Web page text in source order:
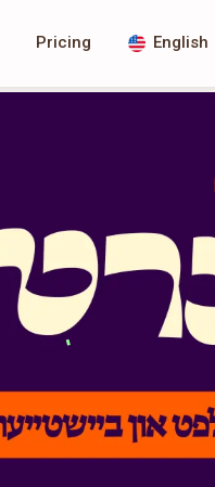
Pricing English